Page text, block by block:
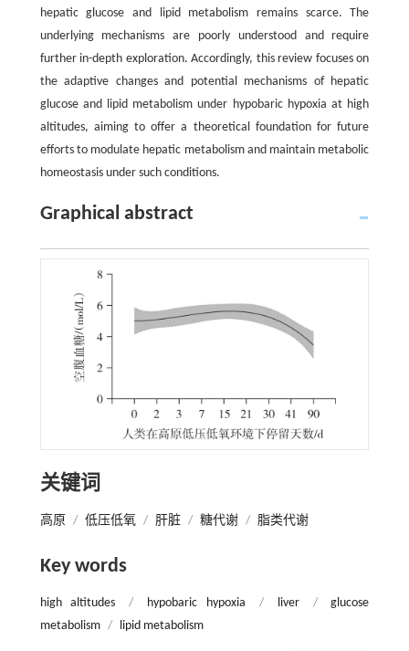
hepatic glucose and lipid metabolism remains scarce. The
underlying mechanisms are poorly understood and require
further in-depth exploration. Accordingly, this review focuses on
the adaptive changes and potential mechanisms of hepatic
glucose and lipid metabolism under hypobaric hypoxia at high
altitudes, aiming to offer a theoretical foundation for future
efforts to modulate hepatic metabolism and maintain metabolic
homeostasis under such conditions.
Graphical abstract
关键词
高原 / 低压低氧 / 肝脏 / 糖代谢 / 脂类代谢
Key words
high altitudes / hypobaric hypoxia / liver /
glucose
metabolism / lipid metabolism